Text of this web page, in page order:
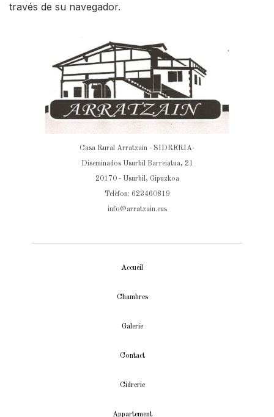
través de su navegador.
Casa Rural Arratzain - SIDRERIA-
Diseminados Usurbil Barreiatua, 21
20170 - Usurbil, Gipuzkoa
Telèfon: 623460819
info@arratzain.eus
Accueil
Chambres
Galerie
Contact
Cidrerie
Appartement